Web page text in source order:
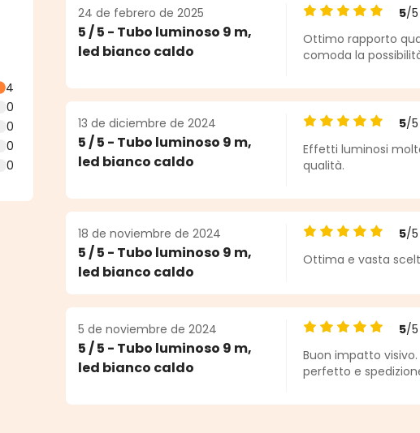
de 5 estrellas
4
0
0
0
0
24 de febrero de 2025
5 / 5 - Tubo luminoso 9 m,
led bianco caldo
Calificación
5/5
Ottimo rapporto
comoda la
13 de diciembre de 2024
5 / 5 - Tubo luminoso 9 m,
led bianco caldo
Calificación
5/5
Effetti luminosi
qualità.
18 de noviembre de 2024
5 / 5 - Tubo luminoso 9 m,
led bianco caldo
Calificación
5/5
Ottima e vasta
5 de noviembre de 2024
5 / 5 - Tubo luminoso 9 m,
led bianco caldo
Calificación
5/5
Buon impatto
perfetto e